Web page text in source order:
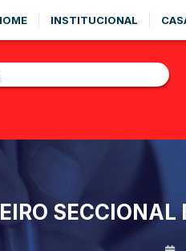
INSTITUCIONAL